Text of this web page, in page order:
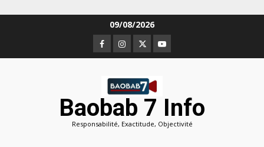
09/08/2026
Facebook
Instagram
TwitterYoutube
Baobab 7 Info
Responsabilité, Exactitude, Objectivité